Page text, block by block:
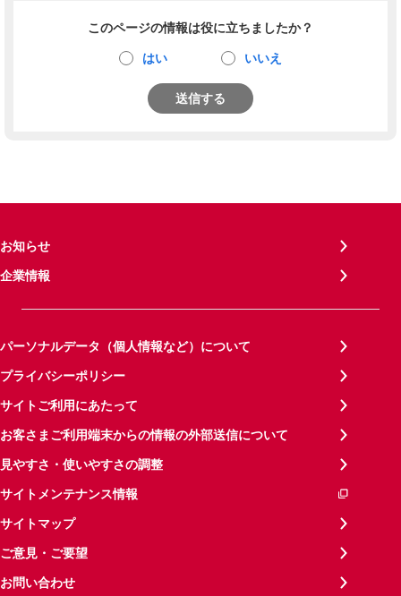
このページの情報は役に立ちましたか？
はい いいえ
送信する
お知らせ
企業情報
パーソナルデータ（個人情報など）について
プライバシーポリシー
サイトご利用にあたって
お客さまご利用端末からの情報の外部送信について
見やすさ・使いやすさの調整
サイトメンテナンス情報
サイトマップ
ご意見・ご要望
お問い合わせ